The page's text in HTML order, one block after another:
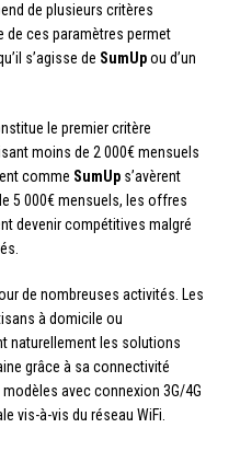
de plusieurs critères
de ces paramètres permet
s’agisse de SumUpou d’un
le premier critère
moins de 2 000€ mensuels
comme SumUp s’avèrent
5 000€ mensuels, les offres
devenir compétitives malgré
de nombreuses activités. Les
à domicile ou
naturellement les solutions
grâce à sa connectivité
avec connexion 3G/4G
vis-à-vis du réseau WiFi.